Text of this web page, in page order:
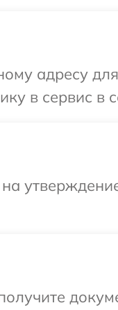
адресу
в сервис в